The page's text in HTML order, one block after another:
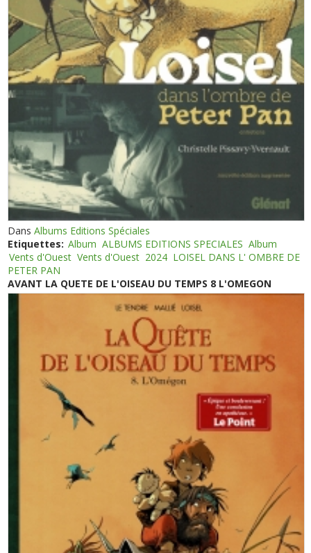
DansAlbums Editions Spéciales
Etiquettes: Album ALBUMS EDITIONS SPECIALES Album
Vents d'Ouest Vents d'Ouest 2024 LOISEL DANS L' OMBRE DE
PETER PAN
AVANT LA QUETE DE L'OISEAU DU TEMPS 8 L'OMEGON